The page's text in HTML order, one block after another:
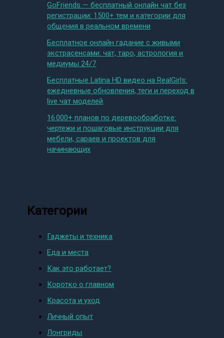
GoFriends — бесплатный онлайн чат без
регистрации: 1500+ тем и категории для
общения в реальном времени
Бесплатное онлайн гадание с живыми
экстрасенсами: чат, таро, астрология и
медиумы 24/7
Бесплатные Latina HD видео на RealGirls:
ежедневные обновления, теги и переход в
live чат моделей
16 000+ планов по деревообработке:
чертежи и пошаговые инструкции для
мебели, сараев и проектов для
начинающих
Категории
Гаджеты и техника
Еда и места
Как это работает?
Коротко о главном
Красота и уход
Личный опыт
Лонгриды